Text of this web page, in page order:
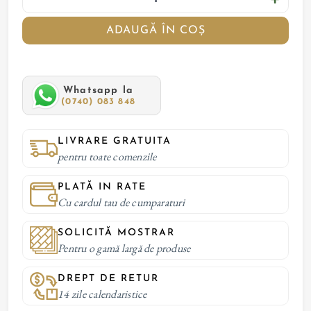
ADAUGĂ ÎN COȘ
Whatsapp la
(0740) 083 848
LIVRARE GRATUITA
pentru toate comenzile
PLATĂ IN RATE
Cu cardul tau de cumparaturi
SOLICITĂ MOSTRAR
Pentru o gamă largă de produse
DREPT DE RETUR
14 zile calendaristice